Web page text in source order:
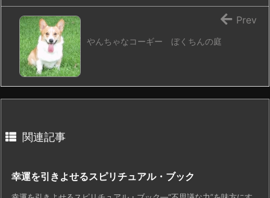
やんちゃなコーギー ぼくちんの庭
Prev
関連記事
幸運を引きよせるスピリチュアル・ブック